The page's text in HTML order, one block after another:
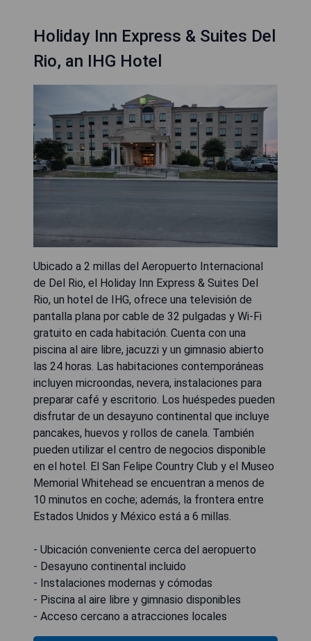
Holiday Inn Express & Suites Del
Rio, an IHG Hotel
Ubicado a 2 millas del Aeropuerto Internacional
de Del Rio, el Holiday Inn Express & Suites Del
Rio, un hotel de IHG, ofrece una televisión de
pantalla plana por cable de 32 pulgadas y Wi-Fi
gratuito en cada habitación. Cuenta con una
piscina al aire libre, jacuzzi y un gimnasio abierto
las 24 horas. Las habitaciones contemporáneas
incluyen microondas, nevera, instalaciones para
preparar café y escritorio. Los huéspedes pueden
disfrutar de un desayuno continental que incluye
pancakes, huevos y rollos de canela. También
pueden utilizar el centro de negocios disponible
en el hotel. El San Felipe Country Club y el Museo
Memorial Whitehead se encuentran a menos de
10 minutos en coche; además, la frontera entre
Estados Unidos y México está a 6 millas.
- Ubicación conveniente cerca del aeropuerto
- Desayuno continental incluido
- Instalaciones modernas y cómodas
- Piscina al aire libre y gimnasio disponibles
- Acceso cercano a atracciones locales